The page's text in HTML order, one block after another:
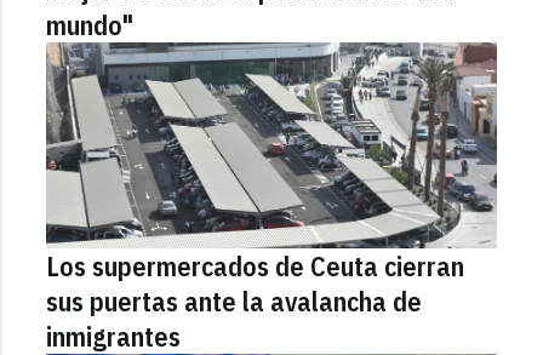
mundo"
Los supermercados de Ceuta cierran
sus puertas ante la avalancha de
inmigrantes